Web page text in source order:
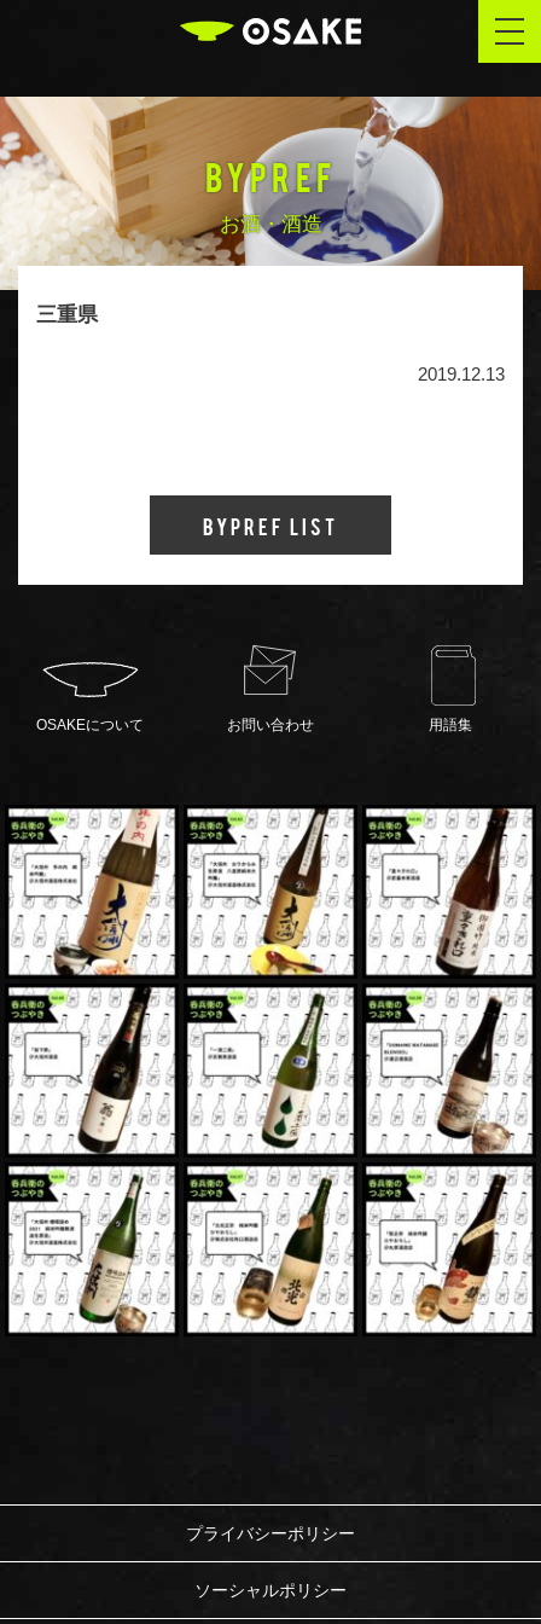
BYPREF
お酒・酒造
三重県
2019.12.13
Bypref List
OSAKEについて お問い合わせ 用語集
プライバシーポリシー
ソーシャルポリシー